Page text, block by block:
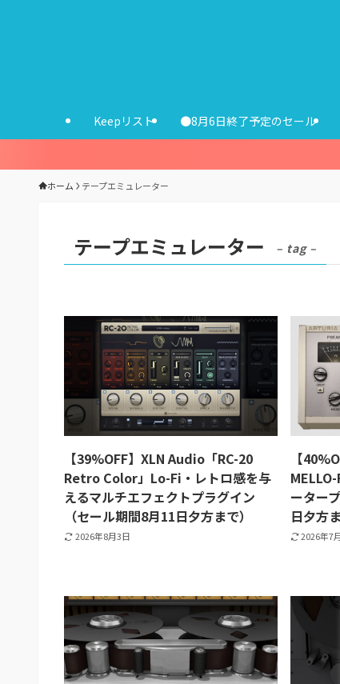
Keepリスト ●8月6日終了予定のセール
ホーム テープエミュレーター
テープエミュレーター – tag –
【39%OFF】XLN Audio「RC-20
Retro Color」Lo-Fi・レトロ感を与
えるマルチエフェクトプラグイン
（セール期間8月11日夕方まで）
2026年8月3日
【
ーター
日夕方ま
2026年7